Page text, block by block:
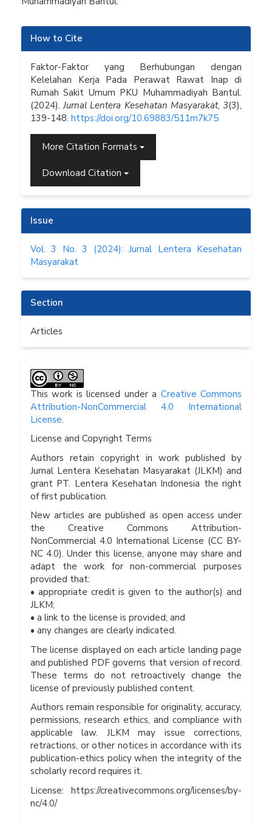
Article
Details
How to Cite
Faktor-Faktor yang Berhubungan dengan
Kelelahan Kerja Pada Perawat Rawat Inap di
Rumah Sakit Umum PKU Muhammadiyah Bantul.
(2024).Jurnal Lentera Kesehatan Masyarakat,3(3),
139-148. https://doi.org/10.69883/511m7k75
More Citation Formats
Download Citation
Issue
Vol. 3 No. 3 (2024): Jurnal Lentera Kesehatan
Masyarakat
Section
Articles
This work is licensed under a Creative Commons
Attribution-NonCommercial 4.0 International
License.
License and Copyright Terms
Authors retain copyright in work published by
Jurnal Lentera Kesehatan Masyarakat (JLKM) and
grant PT. Lentera Kesehatan Indonesia the right
of first publication.
New articles are published as open access under
the Creative Commons Attribution-
NonCommercial 4.0 International License (CC BY-
NC 4.0). Under this license, anyone may share and
adapt the work for non-commercial purposes
provided that:
• appropriate credit is given to the author(s) and
JLKM;
• a link to the license is provided; and
• any changes are clearly indicated.
The license displayed on each article landing page
and published PDF governs that version of record.
These terms do not retroactively change the
license of previously published content.
Authors remain responsible for originality, accuracy,
permissions, research ethics, and compliance with
applicable law. JLKM may issue corrections,
retractions, or other notices in accordance with its
publication-ethics policy when the integrity of the
scholarly record requires it.
License: https://creativecommons.org/licenses/by-
nc/4.0/